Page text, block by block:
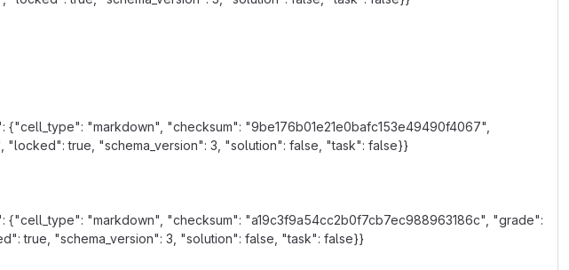
"markdown", "checksum": "9be176b01e21e0bafc153e49490f4067",
true, "schema_version": 3, "solution": false, "task": false}}
"markdown", "checksum": "a19c3f9a54cc2b0f7cb7ec988963186c", "grade":
true, "schema_version": 3, "solution": false, "task": false}}